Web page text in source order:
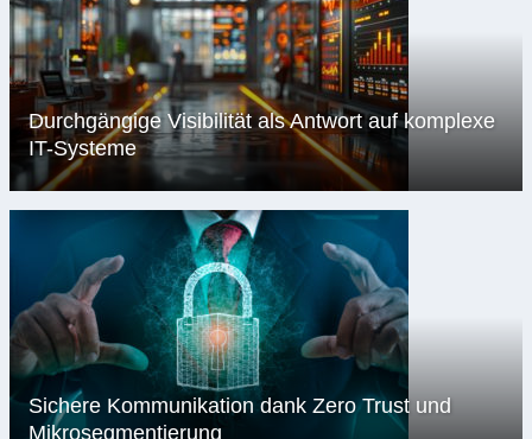
Durchgängige Visibilität als Antwort auf komplexe
IT-Systeme
Sichere Kommunikation dank Zero Trust und
Mikrosegmentierung